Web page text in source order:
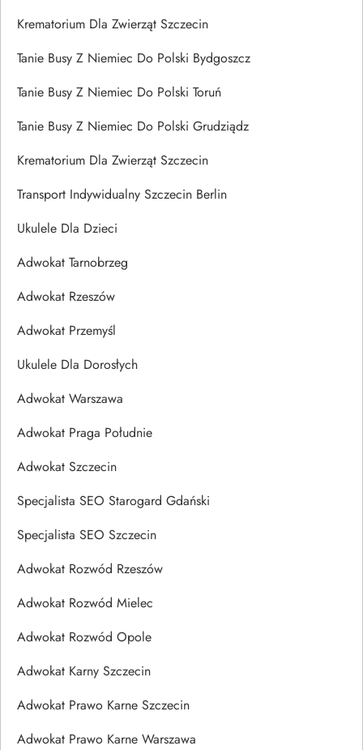
Krematorium Dla Zwierząt Szczecin
Tanie Busy Z Niemiec Do Polski Bydgoszcz
Tanie Busy Z Niemiec Do Polski Toruń
Tanie Busy Z Niemiec Do Polski Grudziądz
Krematorium Dla Zwierząt Szczecin
Transport Indywidualny Szczecin Berlin
Ukulele Dla Dzieci
Adwokat Tarnobrzeg
Adwokat Rzeszów
Adwokat Przemyśl
Ukulele Dla Dorosłych
Adwokat Warszawa
Adwokat Praga Południe
Adwokat Szczecin
Specjalista SEO Starogard Gdański
Specjalista SEO Szczecin
Adwokat Rozwód Rzeszów
Adwokat Rozwód Mielec
Adwokat Rozwód Opole
Adwokat Karny Szczecin
Adwokat Prawo Karne Szczecin
Adwokat Prawo Karne Warszawa